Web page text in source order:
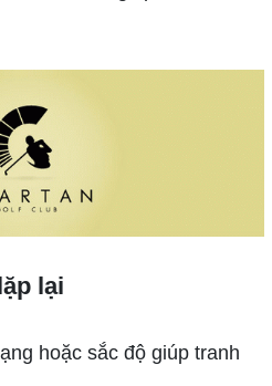
lại
hoặc sắc độ giúp tranh